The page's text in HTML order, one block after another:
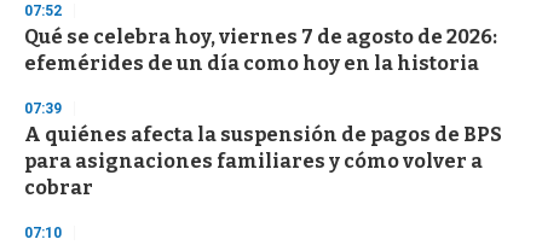
07:52
Qué se celebra hoy, viernes 7 de agosto de 2026:
efemérides de un día como hoy en la historia
07:39
A quiénes afecta la suspensión de pagos de BPS
para asignaciones familiares y cómo volver a
cobrar
07:10